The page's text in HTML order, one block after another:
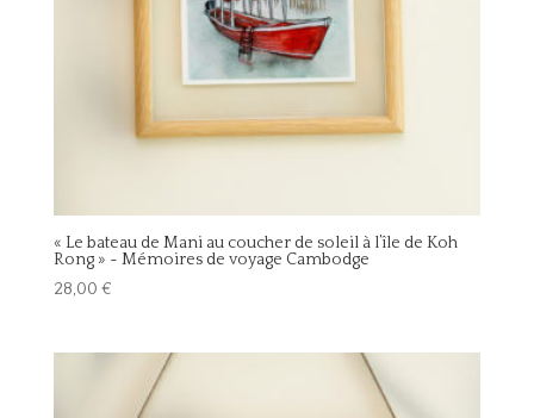
« Le bateau de Mani au coucher de soleil à l’île de Koh
Rong » ~ Mémoires de voyage Cambodge
28,00 €